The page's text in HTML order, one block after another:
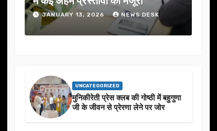
JANUARY 13, 2026 NEWS DESK
UNCATEGORIZED
मुनिकीरेती प्रेस क्लब की गोष्ठी में बहुगुणा
जी के जीवन से प्रेरणा लेने पर जोर